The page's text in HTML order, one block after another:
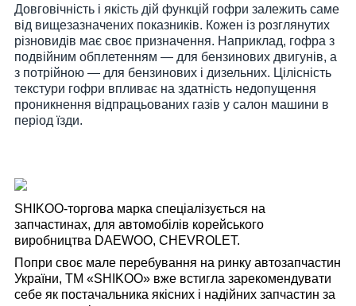
Довговічність і якість дій функцій гофри залежить саме
від вищезазначених показників. Кожен із розглянутих
різновидів має своє призначення. Наприклад, гофра з
подвійним обплетенням — для бензинових двигунів, а
з потрійною — для бензинових і дизельних. Цілісність
текстури гофри впливає на здатність недопущення
проникнення відпрацьованих газів у салон машини в
період їзди.
SHIKOO-торгова марка спеціалізується на
запчастинах, для автомобілів корейського
виробництва DAEWOO, CHEVROLET.
Попри своє мале перебування на ринку автозапчастин
України, TM «SHIKOO» вже встигла зарекомендувати
себе як постачальника якісних і надійних запчастин за